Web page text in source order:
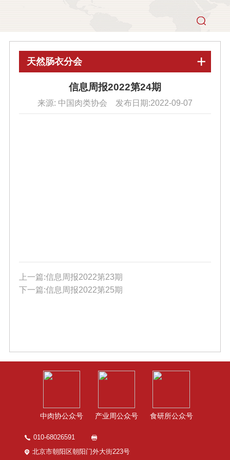
天然肠衣分会
信息周报2022第24期
来源: 中国肉类协会 发布日期:2022-09-07
上一篇:信息周报2022第23期
下一篇:信息周报2022第25期
中肉协公众号 产业周公众号 食研所公众号
010-68026591
北京市朝阳区朝阳门外大街223号